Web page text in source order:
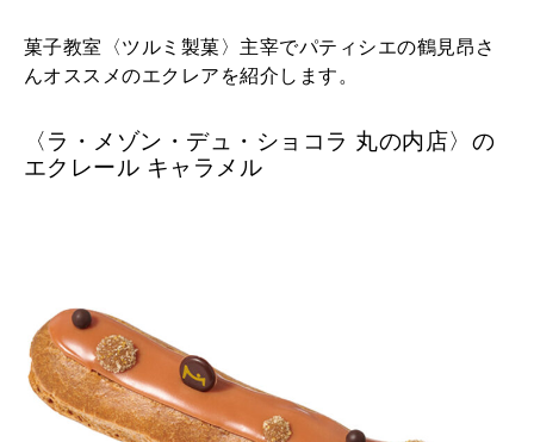
菓子教室〈ツルミ製菓〉主宰でパティシエの鶴見昂さ
んオススメのエクレアを紹介します。
〈ラ・メゾン・デュ・ショコラ 丸の内店〉の
エクレール キャラメル